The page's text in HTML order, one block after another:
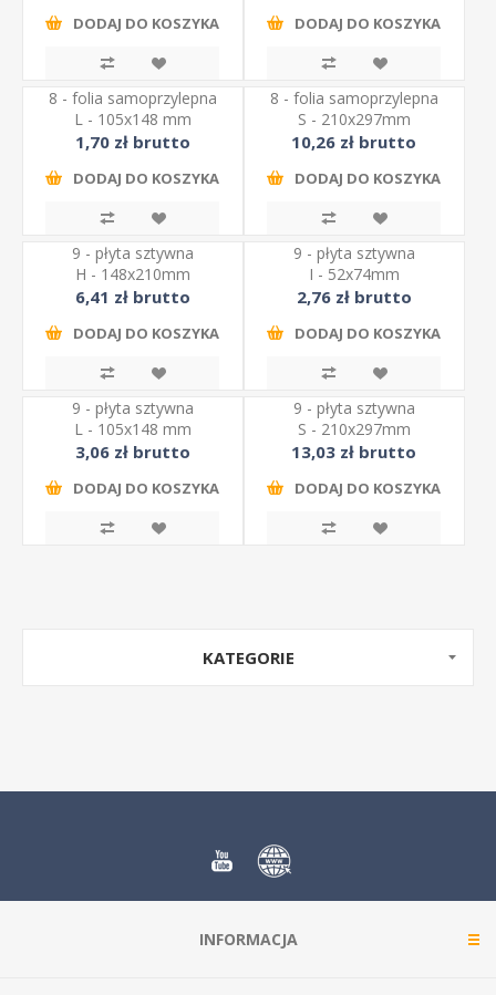
DODAJ DO KOSZYKA DODAJ DO KOSZYKA
8 - folia samoprzylepna
L - 105x148 mm
1,70 zł brutto
DODAJ DO KOSZYKA
8 - folia samoprzylepna
S - 210x297mm
10,26 zł brutto
DODAJ DO KOSZYKA
9 - płyta sztywna
H - 148x210mm
6,41 zł brutto
DODAJ DO KOSZYKA
9 - płyta sztywna
I - 52x74mm
2,76 zł brutto
DODAJ DO KOSZYKA
9 - płyta sztywna
L - 105x148 mm
3,06 zł brutto
DODAJ DO KOSZYKA
9 - płyta sztywna
S - 210x297mm
13,03 zł brutto
DODAJ DO KOSZYKA
KATEGORIE
INFORMACJA